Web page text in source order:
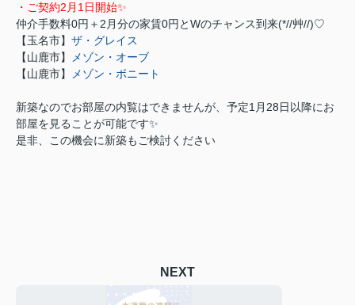
・ご契約2月1日開始✨
仲介手数料0円＋2月分の家賃0円とWのチャンス到来(*//艸//)♡
【玉名市】 ザ・グレイス
【山鹿市】
メゾン・オーブ
【山鹿市】
メゾン・ボニート
新築なのでお部屋の内覧はできませんが、予定1月28日以降にお
部屋を見ることが可能です✨
是非、この機会に新築もご検討ください
NEXT